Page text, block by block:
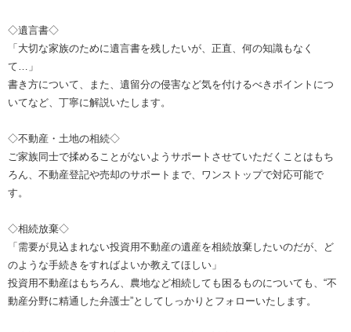
◇遺言書◇
「大切な家族のために遺言書を残したいが、正直、何の知識もなく
て…」
書き方について、また、遺留分の侵害など気を付けるべきポイントにつ
いてなど、丁寧に解説いたします。
◇不動産・土地の相続◇
ご家族同士で揉めることがないようサポートさせていただくことはもち
ろん、不動産登記や売却のサポートまで、ワンストップで対応可能で
す。
◇相続放棄◇
「需要が見込まれない投資用不動産の遺産を相続放棄したいのだが、ど
のような手続きをすればよいか教えてほしい」
投資用不動産はもちろん、農地など相続しても困るものについても、“不
動産分野に精通した弁護士”としてしっかりとフォローいたします。